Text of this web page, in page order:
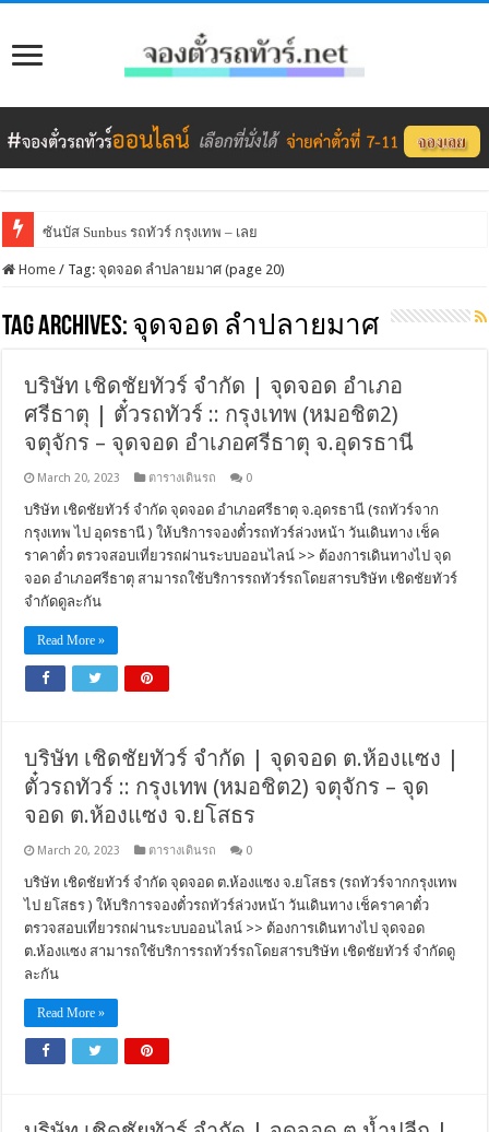
ซันบัส Sunbus รถทัวร์ กรุงเทพ – เลย
Home / Tag:จุดจอด ลำปลายมาศ (page 20)
Tag Archives: จุดจอด ลำปลายมาศ
บริษัท เชิดชัยทัวร์ จำกัด | จุดจอด อำเภอ
ศรีธาตุ | ตั๋วรถทัวร์ :: กรุงเทพ (หมอชิต2)
จตุจักร – จุดจอด อำเภอศรีธาตุ จ.อุดรธานี
March 20, 2023 ตารางเดินรถ 0
บริษัท เชิดชัยทัวร์ จำกัด จุดจอด อำเภอศรีธาตุ จ.อุดรธานี (รถทัวร์จาก
กรุงเทพ ไป อุดรธานี ) ให้บริการจองตั๋วรถทัวร์ล่วงหน้า วันเดินทาง เช็ค
ราคาตั๋ว ตรวจสอบเที่ยวรถผ่านระบบออนไลน์ >> ต้องการเดินทางไป จุด
จอด อำเภอศรีธาตุ สามารถใช้บริการรถทัวร์รถโดยสารบริษัท เชิดชัยทัวร์
จำกัดดูละกัน
Read More »
บริษัท เชิดชัยทัวร์ จำกัด | จุดจอด ต.ห้องแซง |
ตั๋วรถทัวร์ :: กรุงเทพ (หมอชิต2) จตุจักร – จุด
จอด ต.ห้องแซง จ.ยโสธร
March 20, 2023 ตารางเดินรถ 0
บริษัท เชิดชัยทัวร์ จำกัด จุดจอด ต.ห้องแซง จ.ยโสธร (รถทัวร์จากกรุงเทพ
ไป ยโสธร ) ให้บริการจองตั๋วรถทัวร์ล่วงหน้า วันเดินทาง เช็คราคาตั๋ว
ตรวจสอบเที่ยวรถผ่านระบบออนไลน์ >> ต้องการเดินทางไป จุดจอด
ต.ห้องแซง สามารถใช้บริการรถทัวร์รถโดยสารบริษัท เชิดชัยทัวร์ จำกัดดู
ละกัน
Read More »